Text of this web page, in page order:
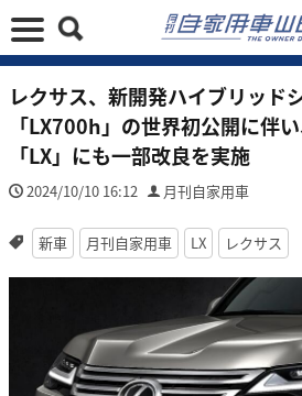
レクサス、新開発ハイブリッド
「LX700h」の世界初公開に伴
「LX」にも一部改良を実施
2024/10/10 16:12 月刊自家用車
新車 月刊自家用車 LX レクサス